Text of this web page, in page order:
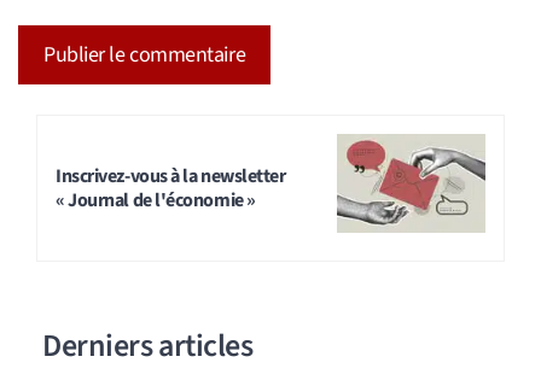
Inscrivez-vous à la newsletter
« Journal de l'économie »
Derniers articles